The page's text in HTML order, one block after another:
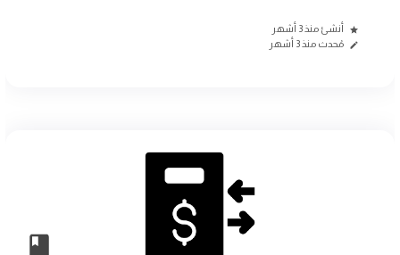
أنشئ منذ 3 أشهر
مُحدث منذ 3 أشهر